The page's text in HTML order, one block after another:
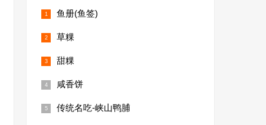
鱼册(鱼签)
草粿
甜粿
咸香饼
传统名吃-峡山鸭脯